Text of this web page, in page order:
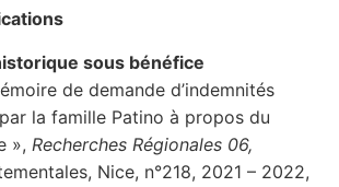
sous bénéfice
de demande d’indemnités
la famille Patino à propos du
», Recherches Régionales 06,
Nice, n°218, 2021 – 2022,